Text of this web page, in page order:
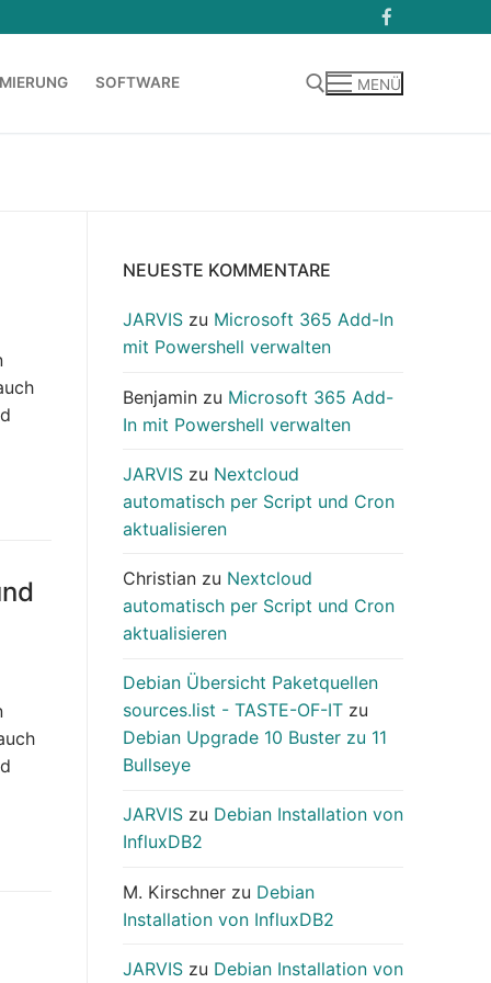
SOFTWARE MENÜ
NEUESTE KOMMENTARE
JARVIS zu Microsoft 365 Add-In
mit Powershell verwalten
Benjamin zu Microsoft 365 Add-
In mit Powershell verwalten
JARVIS zu Nextcloud
automatisch per Script und Cron
aktualisieren
Christian zu Nextcloud
automatisch per Script und Cron
aktualisieren
Debian Übersicht Paketquellen
sources.list - TASTE-OF-IT zu
Debian Upgrade 10 Buster zu 11
Bullseye
JARVIS zu Debian Installation von
InfluxDB2
M. Kirschner zu Debian
Installation von InfluxDB2
JARVIS zu Debian Installation von